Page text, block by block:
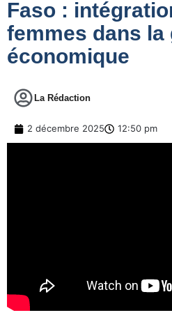
Faso :
femmes dans la
économique
La Rédaction
2 décembre 2025 12:50 pm